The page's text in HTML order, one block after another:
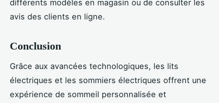
différents modèles en magasin ou de consulter les
avis des clients en ligne.
Conclusion
Grâce aux avancées technologiques, les lits
électriques et les sommiers électriques offrent une
expérience de sommeil personnalisée et